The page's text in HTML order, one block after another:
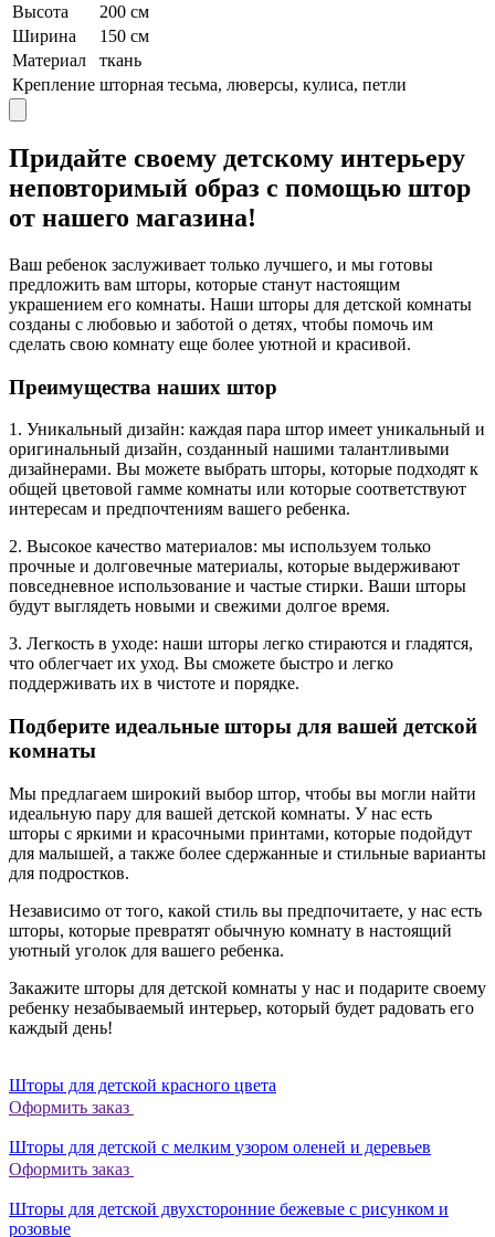
Высота
200 см
Ширина
150 см
Материал
ткань
Крепление шторная тесьма, люверсы, кулиса, петли
Придайте своему детскому интерьеру
неповторимый образ с помощью штор
от нашего магазина!
Ваш ребенок заслуживает только лучшего, и мы готовы
предложить вам шторы, которые станут настоящим
украшением его комнаты. Наши шторы для детской комнаты
созданы с любовью и заботой о детях, чтобы помочь им
сделать свою комнату еще более уютной и красивой.
Преимущества наших штор
1. Уникальный дизайн: каждая пара штор имеет уникальный и
оригинальный дизайн, созданный нашими талантливыми
дизайнерами. Вы можете выбрать шторы, которые подходят к
общей цветовой гамме комнаты или которые соответствуют
интересам и предпочтениям вашего ребенка.
2. Высокое качество материалов: мы используем только
прочные и долговечные материалы, которые выдерживают
повседневное использование и частые стирки. Ваши шторы
будут выглядеть новыми и свежими долгое время.
3. Легкость в уходе: наши шторы легко стираются и гладятся,
что облегчает их уход. Вы сможете быстро и легко
поддерживать их в чистоте и порядке.
Подберите идеальные шторы для вашей детской
комнаты
Мы предлагаем широкий выбор штор, чтобы вы могли найти
идеальную пару для вашей детской комнаты. У нас есть
шторы с яркими и красочными принтами, которые подойдут
для малышей, а также более сдержанные и стильные варианты
для подростков.
Независимо от того, какой стиль вы предпочитаете, у нас есть
шторы, которые превратят обычную комнату в настоящий
уютный уголок для вашего ребенка.
Закажите шторы для детской комнаты у нас и подарите своему
ребенку незабываемый интерьер, который будет радовать его
каждый день!
Шторы для детской красного цвета
Оформить заказ
Шторы для детской с мелким узором оленей и деревьев
Оформить заказ
Шторы для детской двухсторонние бежевые с рисунком и
розовые